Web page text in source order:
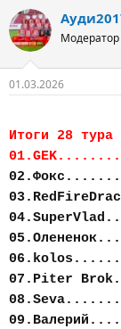
Модератор
01.03.2026
Итоги 28 тура
07.Piter